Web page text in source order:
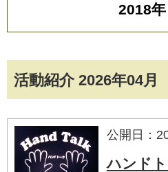
活動紹介 2026年04月
公開日：
ハンド
2018年